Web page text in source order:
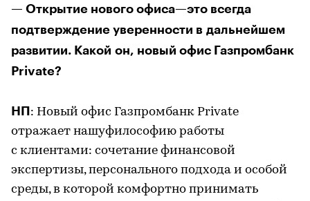
— Открытие нового офиса—это всегда
подтверждение уверенности в дальнейшем
развитии. Какой он, новый офис Газпромбанк
Private?
НП : Новый офис Газпромбанк Private
отражает нашуфилософию работы
с клиентами: сочетание финансовой
экспертизы, персонального подхода и особой
среды, в которой комфортно принимать